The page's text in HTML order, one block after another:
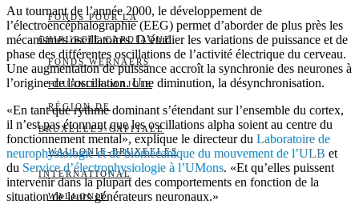
FONDS POUR LA
CHIRURGIE CARDIAQUE
FONDS WERNAERS
FOURNIER-MAJOIE
RÉGION DE
BRUXELLES-CAPITALE
WALLONIE-BRUXELLES
INTERNATIONAL
WALLONIE
Au tournant de l’année 2000, le développement de
l’électroencéphalographie (EEG) permet d’aborder de plus près les
mécanismes oscillatoires. D’étudier les variations de puissance et de
phase des différentes oscillations de l’activité électrique du cerveau.
Une augmentation de puissance accroît la synchronie des neurones à
l’origine de l’oscillation. Une diminution, la désynchronisation.
«En tant que rythme dominant s’étendant sur l’ensemble du cortex,
il n’est pas étonnant que les oscillations alpha soient au centre du
fonctionnement mental», explique le directeur du Laboratoire de
neurophysiologie et de biomécanique du mouvement de l’ULB et
du Service d’électrophysiologie à l’UMons. «Et qu’elles puissent
intervenir dans la plupart des comportements en fonction de la
situation de leurs générateurs neuronaux.»